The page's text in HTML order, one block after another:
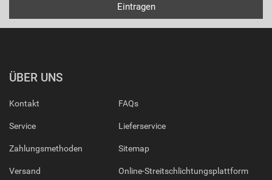
ÜBER UNS
Kontakt
Service
Zahlungsmethoden
Versand
FAQs
Lieferservice
Sitemap
Online-Streitschlichtungsplattform